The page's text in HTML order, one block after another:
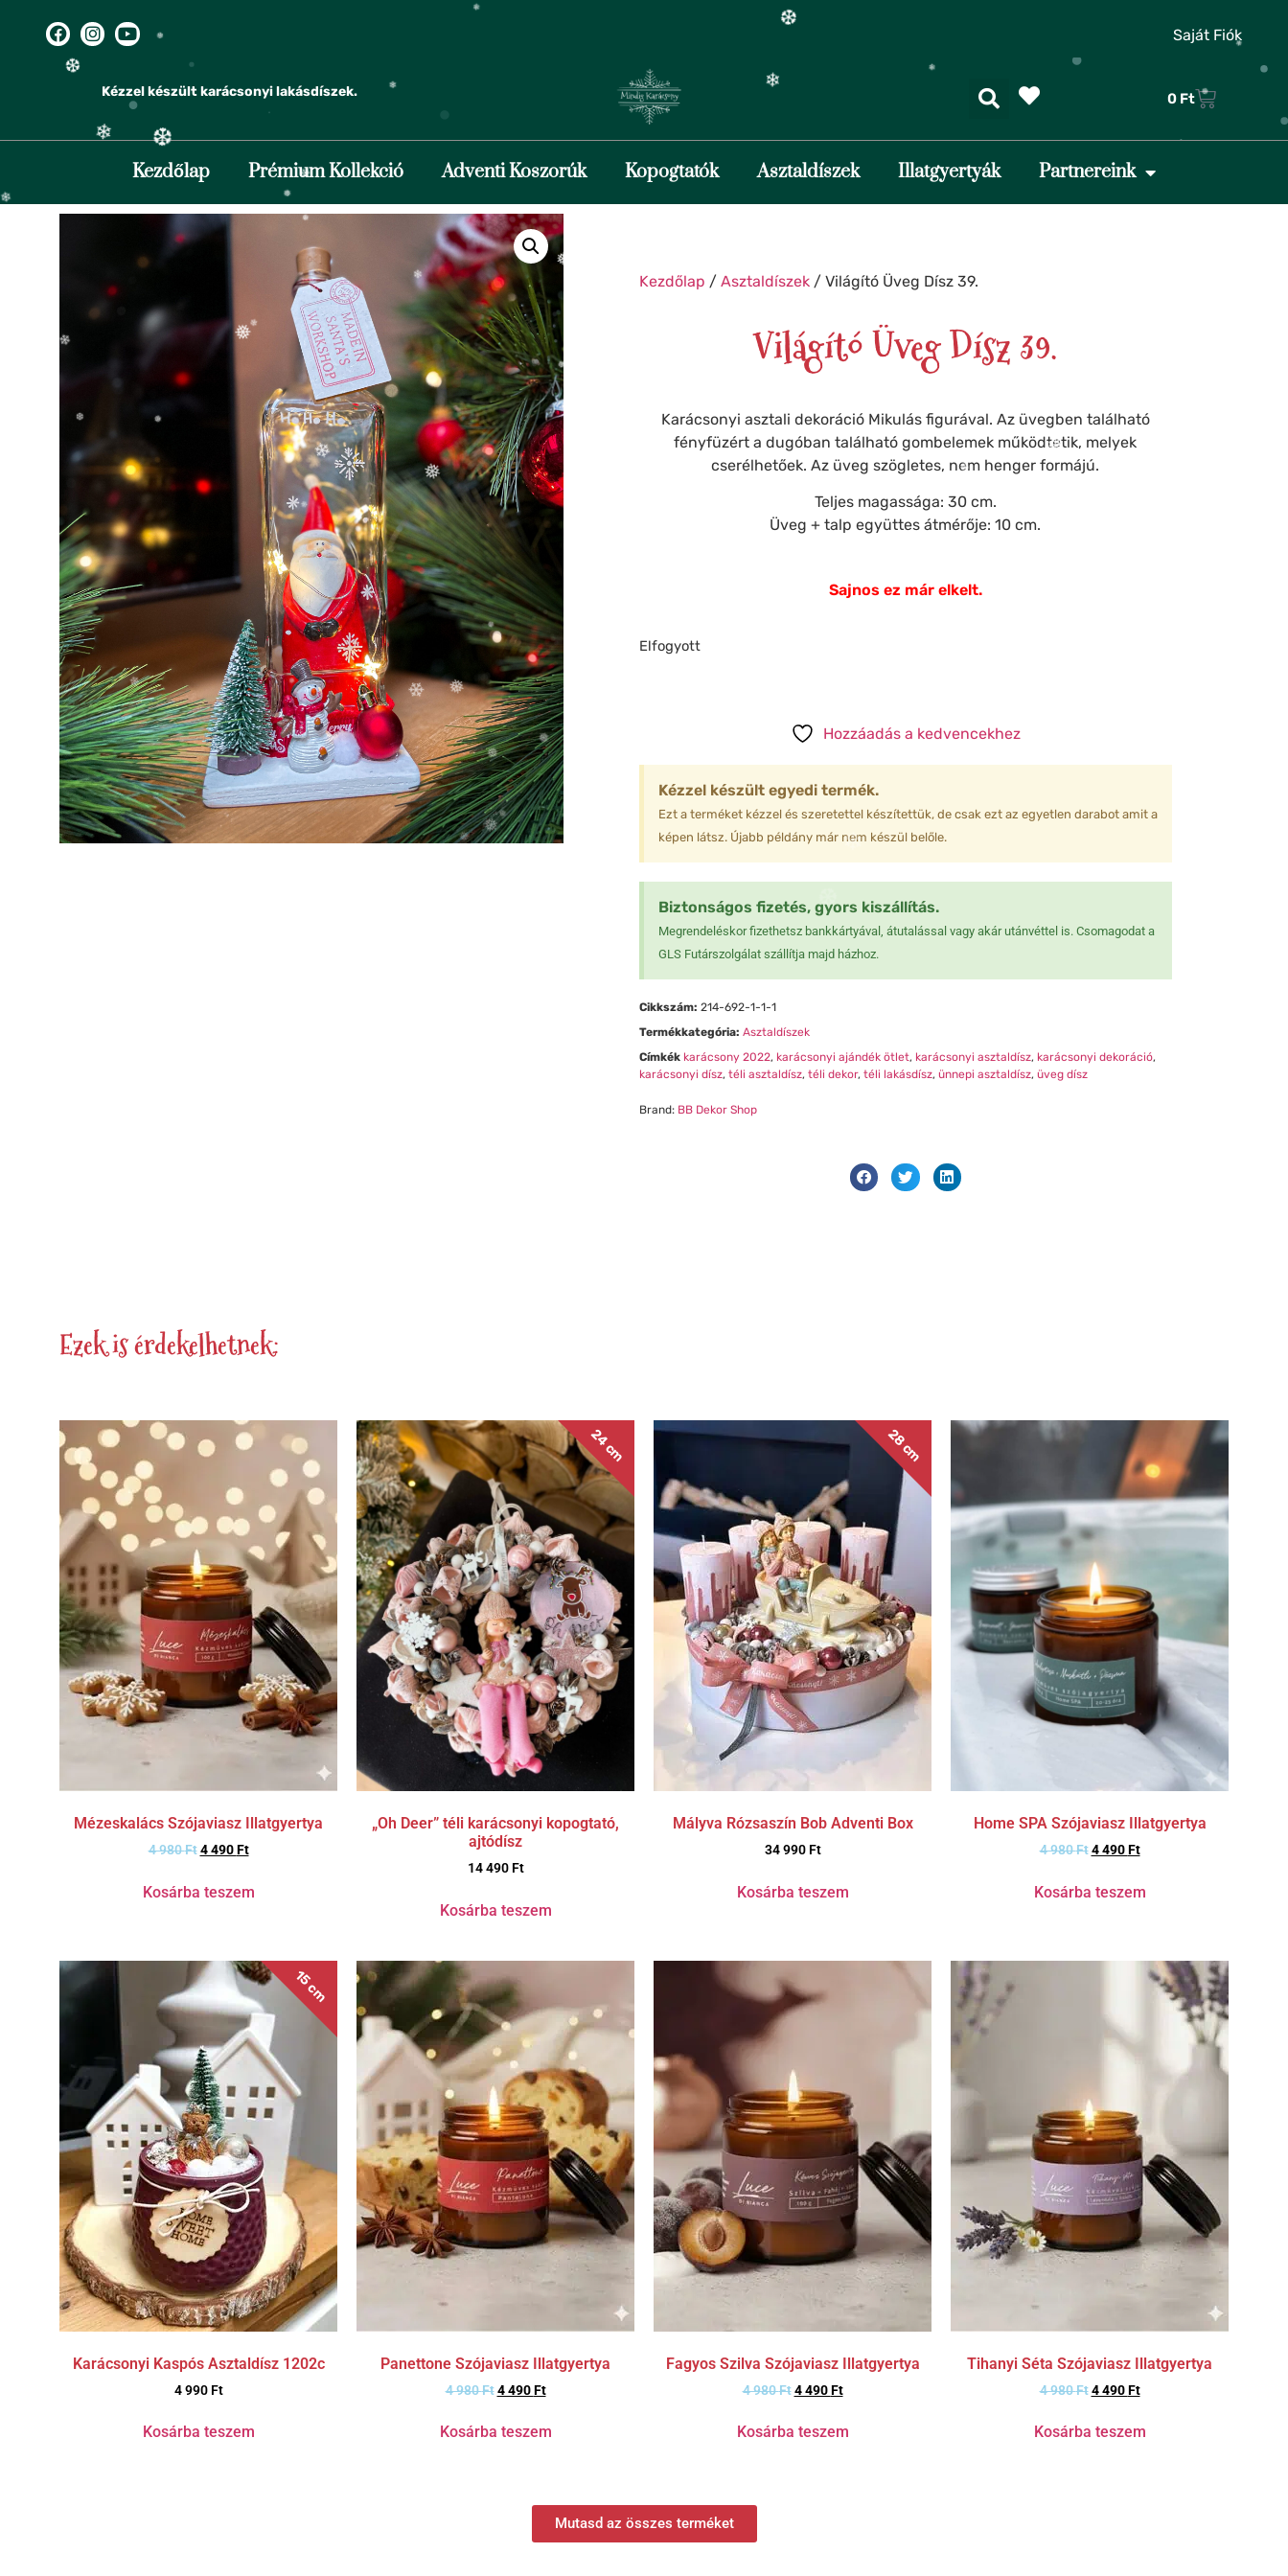
❆
❅
❆
❅
❄
❄
❆
❅
❆
❅
❄
❄
❅
❄
❄
❅
❅
❅
❅
❄
❄
❄
❆
❆
❆
❆
❅
❆
❄
❄
❄
❄
Saját Fiók
Kézzel készült karácsonyi lakásdíszek. 0 Ft
Kezdőlap Prémium Kollekció Adventi Koszorúk Kopogtatók Asztaldíszek Illatgyertyák Partnereink
Kezdőlap / Asztaldíszek/ Világító Üveg Dísz 39.
Világító Üveg Dísz 39.
Karácsonyi asztali dekoráció Mikulás figurával. Az üvegben található
fényfüzért a dugóban található gombelemek működtetik, melyek
cserélhetőek. Az üveg szögletes, nem henger formájú.
Teljes magassága: 30 cm.
Üveg + talp együttes átmérője: 10 cm.
Sajnos ez már elkelt.
Elfogyott
Hozzáadás a kedvencekhez
Kézzel készült egyedi termék.
Ezt a terméket kézzel és szeretettel készítettük, de csak ezt az egyetlen darabot amit a
képen látsz. Újabb példány már nem készül belőle.
Biztonságos fizetés, gyors kiszállítás.
Megrendeléskor fizethetsz bankkártyával, átutalással vagy akár utánvéttel is. Csomagodat a
GLS Futárszolgálat szállítja majd házhoz.
Cikkszám: 214-692-1-1-1
Termékkategória: Asztaldíszek
Címkék karácsony 2022, karácsonyi ajándék ötlet, karácsonyi asztaldísz, karácsonyi dekoráció,
karácsonyi dísz, téli asztaldísz, téli dekor, téli lakásdísz, ünnepi asztaldísz, üveg dísz
Brand: BB Dekor Shop
Ezek is érdekelhetnek:
Mézeskalács Szójaviasz Illatgyertya
4 980Ft 4 490Ft
Kosárba teszem
24 cm
„Oh Deer” téli karácsonyi kopogtató,
ajtódísz
14 490 Ft
Kosárba teszem
28 cm
Mályva Rózsaszín Bob Adventi Box
34 990 Ft
Kosárba teszem
Home SPA Szójaviasz Illatgyertya
4 980Ft 4 490Ft
Kosárba teszem
15 cm
Karácsonyi Kaspós Asztaldísz 1202c
4 990 Ft
Kosárba teszem
Panettone Szójaviasz Illatgyertya
4 980Ft 4 490Ft
Kosárba teszem
Fagyos Szilva Szójaviasz Illatgyertya
4 980Ft 4 490Ft
Kosárba teszem
Tihanyi Séta Szójaviasz Illatgyertya
4 980Ft 4 490Ft
Kosárba teszem
Mutasd az összes terméket